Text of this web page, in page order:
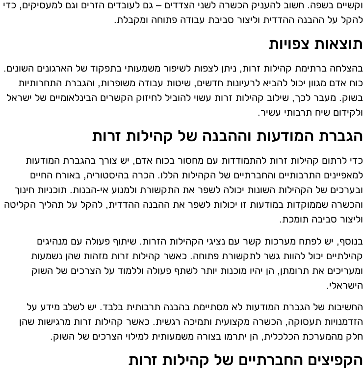
וקשיים בשפה. חשוב להעניק הכשרה לשני הצדדים – גם לעובדים הזרים וגם למעסיקים, כדי
להקל על ההבנה ההדדית וליצור סביבת עבודה פתוחה ומקבלת.
תוצאות צפויות
בהצלחה ברתימת קהילות זרות, ניתן לצפות לשיפור משמעותי בתפקוד של הארגונים השונים.
כוח אדם מגוון יכול להביא לרעיונות חדשים, שיטות עבודה משופרות, והגברת התחרותיות
בשוק. מעבר לכך, שילוב קהילות זרות עשוי להוביל לחיזוק הקשרים הבינלאומיים של ישראל
ולקידום שיח תרבותי עשיר.
הגברת המודעות וההבנה של קהילות זרות
כדי לרתום קהילות זרות להתמודדות עם מחסור בכוח אדם, יש צורך בהגברת המודעות
למאפיינים התרבותיים והחברתיים של הקהילות הללו. הכרה בהיסטוריה, באורח החיים
ובערכים של הקהילות השונות יכולה לשפר את התקשורת ולמנוע אי-הבנות. תוכניות חינוך
והכשרה שממוקדות במודעות זו יכולות לשפר את ההבנה ההדדית, להקל על תהליך הקליטה
וליצור סביבה תומכת.
בנוסף, יש לפתח מערכות קשר עם נציגי הקהילות הזרות. שיתוף פעולה עם מנהיגים
קהילתיים יכול להוות גשר לתקשורת פתוחה. כאשר קהילות זרות מזהות שהן נשמעות
ומעריכים את תרומתן, הן יהיו מוכנות יותר לשתף פעולה וללמוד על הצרכים של השוק
הישראלי.
החשיבות של הגברת המודעות לא מסתיימת בהבנה תרבותית בלבד. יש לשלב מידע על
הזדמנויות תעסוקה, הכשרה מקצועית ותמיכה רגשית. כאשר קהילות זרות מרגישות שהן
חלק מהמערכת הכלכלית, הן יתרמו בצורה משמעותית למילוי הצרכים של השוק.
הקפיצים החברתיים של קהילות זרות